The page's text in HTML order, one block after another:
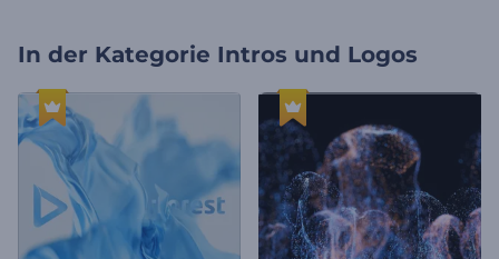
In der Kategorie Intros und Logos